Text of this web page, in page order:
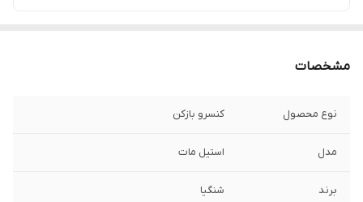
مشخصات
نوع محصول کنسرو بازکن
مدل استیل مات
برند شنگیا